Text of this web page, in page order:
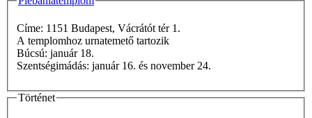
Címe: 1151 Budapest, Vácrátót tér 1.
A templomhoz urnatemető tartozik
Búcsú: január 18.
Szentségimádás: január 16. és november 24.
Történet